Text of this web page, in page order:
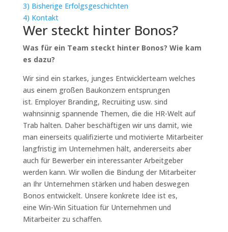
3) Bisherige Erfolgsgeschichten
4) Kontakt
Wer steckt hinter Bonos?
Was für ein Team steckt hinter Bonos? Wie kam
es dazu?
Wir sind ein starkes, junges Entwicklerteam welches
aus einem großen Baukonzern entsprungen
ist. Employer Branding, Recruiting usw. sind
wahnsinnig spannende Themen, die die HR-Welt auf
Trab halten. Daher beschäftigen wir uns damit, wie
man einerseits qualifizierte und motivierte Mitarbeiter
langfristig im Unternehmen hält, andererseits aber
auch für Bewerber ein interessanter Arbeitgeber
werden kann. Wir wollen die Bindung der Mitarbeiter
an Ihr Unternehmen stärken und haben deswegen
Bonos entwickelt. Unsere konkrete Idee ist es,
eine Win-Win Situation für Unternehmen und
Mitarbeiter zu schaffen.